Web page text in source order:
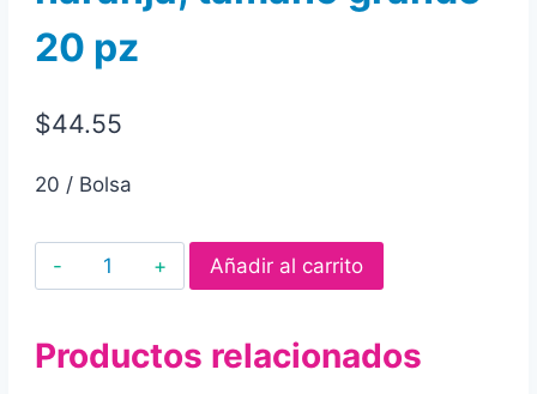
20 pz
$44.55
20 / Bolsa
Gelatinas
en
la
Añadir al carrito
Productos relacionados